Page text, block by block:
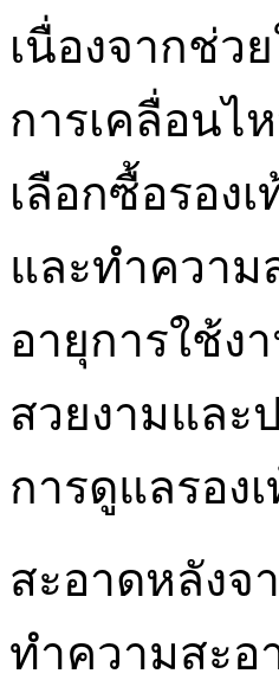
เนื่องจากช่ว
การเคลื่อนไ
เลือกซื้อรอ
และทำความ
อายุการใช้ง
สวยงามและ
การดูแลรอง
สะอาดหลังจ
ทำความสะอ